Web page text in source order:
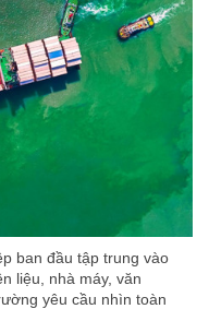
ban đầu tập trung vào
liệu, nhà máy, văn
yêu cầu nhìn toàn